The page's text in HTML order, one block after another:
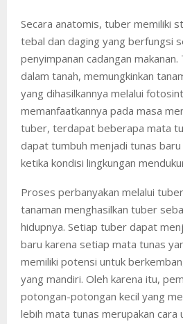
Secara anatomis, tuber memiliki
tebal dan daging yang berfungsi
penyimpanan cadangan
dalam tanah, memungkinkan
yang dihasilkannya melalui
memanfaatkannya pada masa
tuber, terdapat beberapa mata
dapat tumbuh menjadi tunas baru
ketika kondisi lingkungan
Proses perbanyakan melalui
tanaman menghasilkan tuber
hidupnya. Setiap tuber dapat
baru karena setiap mata tunas
memiliki potensi untuk
yang mandiri. Oleh karena itu,
potongan-potongan kecil yang
lebih mata tunas merupakan cara